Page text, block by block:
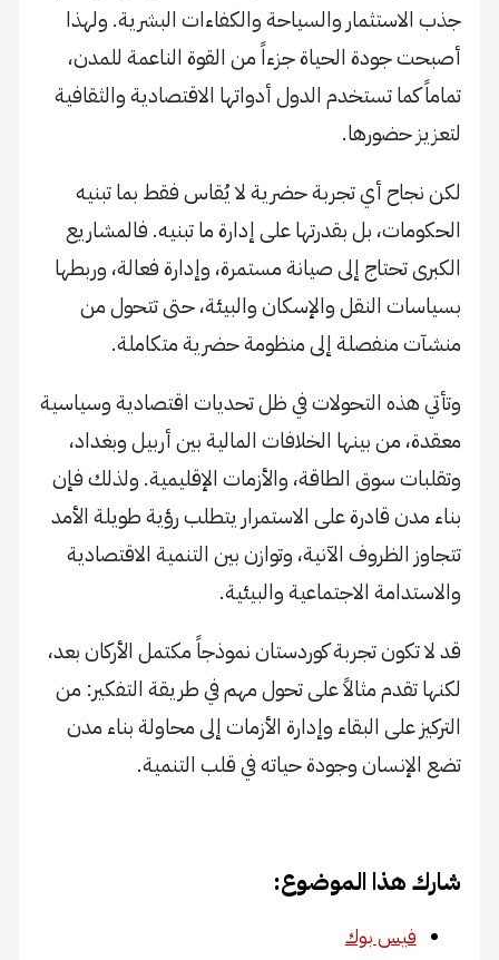
جذب الاستثمار والسياحة والكفاءات البشرية. ولهذا
أصبحت جودة الحياة جزءاً من القوة الناعمة للمدن،
تماماً كما تستخدم الدول أدواتها الاقتصادية والثقافية
لتعزيز حضورها.
لكن نجاح أي تجربة حضرية لا يُقاس فقط بما تبنيه
الحكومات، بل بقدرتها على إدارة ما تبنيه. فالمشاريع
الكبرى تحتاج إلى صيانة مستمرة، وإدارة فعالة، وربطها
بسياسات النقل والإسكان والبيئة، حتى تتحول من
منشآت منفصلة إلى منظومة حضرية متكاملة.
وتأتي هذه التحولات في ظل تحديات اقتصادية وسياسية
معقدة، من بينها الخلافات المالية بين أربيل وبغداد،
وتقلبات سوق الطاقة، والأزمات الإقليمية. ولذلك فإن
بناء مدن قادرة على الاستمرار يتطلب رؤية طويلة الأمد
تتجاوز الظروف الآنية، وتوازن بين التنمية الاقتصادية
والاستدامة الاجتماعية والبيئية.
قد لا تكون تجربة كوردستان نموذجاً مكتمل الأركان بعد،
لكنها تقدم مثالاً على تحول مهم في طريقة التفكير: من
التركيز على البقاء وإدارة الأزمات إلى محاولة بناء مدن
تضع الإنسان وجودة حياته في قلب التنمية.
شارك هذا الموضوع:
فيس بوك